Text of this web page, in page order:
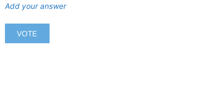
Add your answer